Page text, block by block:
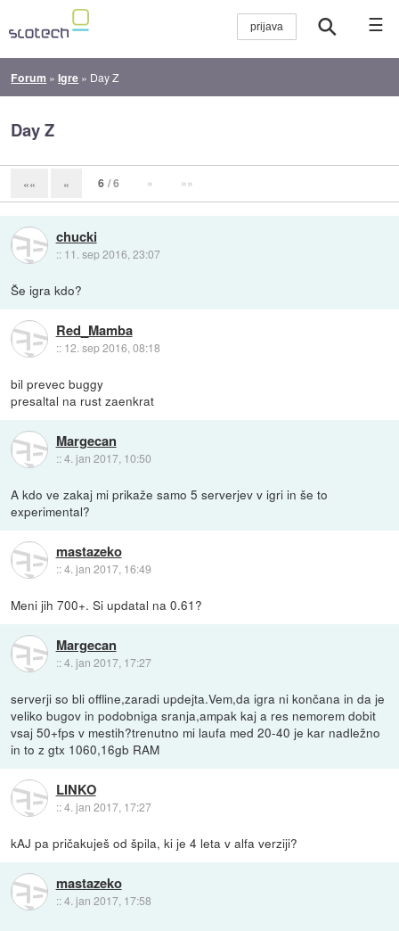
☰
Forum »Igre » Day Z
Day Z
«« « 6 / 6 » »»
chucki
:: 11. sep 2016, 23:07
Še igra kdo?
Red_Mamba
:: 12. sep 2016, 08:18
bil prevec buggy
presaltal na rust zaenkrat
Margecan
::4. jan 2017, 10:50
A kdo ve zakaj mi prikaže samo 5 serverjev v igri in še to
experimental?
mastazeko
::4. jan 2017, 16:49
Meni jih 700+. Si updatal na 0.61?
Margecan
::4. jan 2017, 17:27
serverji so bli offline,zaradi updejta.Vem,da igra ni končana in da je
veliko bugov in podobniga sranja,ampak kaj a res nemorem dobit
vsaj 50+fps v mestih?trenutno mi laufa med 20-40 je kar nadležno
in to z gtx 1060,16gb RAM
LINKO
::4. jan 2017, 17:27
kAJ pa pričakuješ od špila, ki je 4 leta v alfa verziji?
mastazeko
::4. jan 2017, 17:58